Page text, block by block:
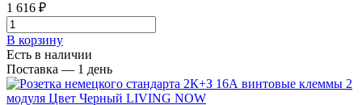
1 616 ₽
В корзинy
Есть в наличии
Поставка — 1 день